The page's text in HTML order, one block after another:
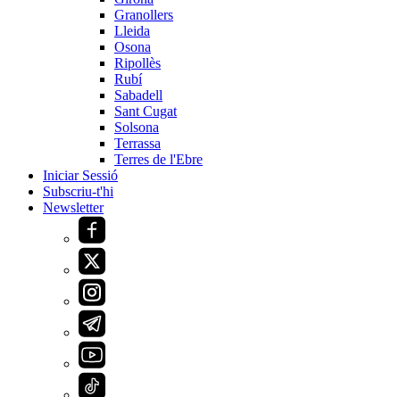
Granollers
Lleida
Osona
Ripollès
Rubí
Sabadell
Sant Cugat
Solsona
Terrassa
Terres de l'Ebre
Iniciar Sessió
Subscriu-t'hi
Newsletter